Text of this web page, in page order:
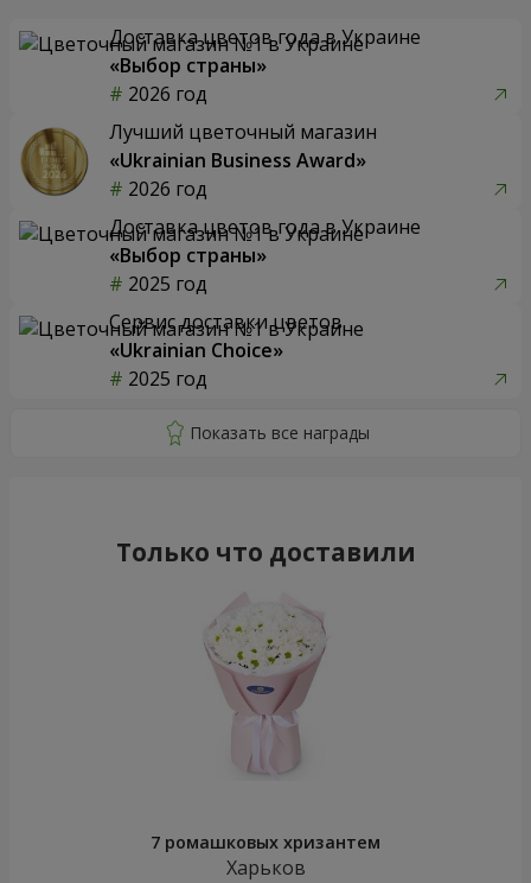
Доставка цветов года в Украине
«Выбор страны»
2026 год
Лучший цветочный магазин
«Ukrainian Business Award»
2026 год
Доставка цветов года в Украине
«Выбор страны»
2025 год
Сервис доставки цветов
«Ukrainian Choice»
2025 год
Только что доставили
7 ромашковых хризантем
Харьков